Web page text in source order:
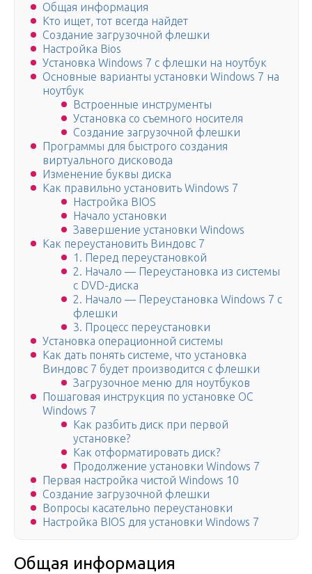
Общая информация
Кто ищет, тот всегда найдет
Создание загрузочной флешки
Настройка Bios
Установка Windows 7 c флешки на ноутбук
Основные варианты установки Windows 7 на
ноутбук
Встроенные инструменты
Установка со съемного носителя
Создание загрузочной флешки
Программы для быстрого создания
виртуального дисковода
Изменение буквы диска
Как правильно установить Windows 7
Настройка BIOS
Начало установки
Завершение установки Windows
Как переустановить Виндовс 7
1. Перед переустановкой
2. Начало — Переустановка из системы
с DVD-диска
2. Начало — Переустановка Windows 7 с
флешки
3. Процесс переустановки
Установка операционной системы
Как дать понять системе, что установка
Виндовс 7 будет производится с флешки
Загрузочное меню для ноутбуков
Пошаговая инструкция по установке ОС
Windows 7
Как разбить диск при первой
установке?
Как отформатировать диск?
Продолжение установки Windows 7
Первая настройка чистой Windows 10
Создание загрузочной флешки
Вопросы касательно переустановки
Настройка BIOS для установки Windows 7
Общая информация